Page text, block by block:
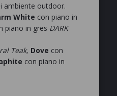
ambiente outdoor.
White con piano in
piano in gres DARK
Teak, Dove con
con piano in